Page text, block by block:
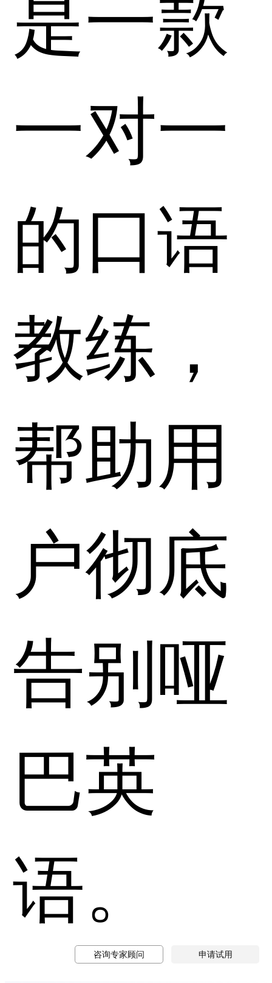
一对一
的口语
教练，
帮助用
户彻底
告别哑
巴英
语。
咨询专家顾问 申请试用